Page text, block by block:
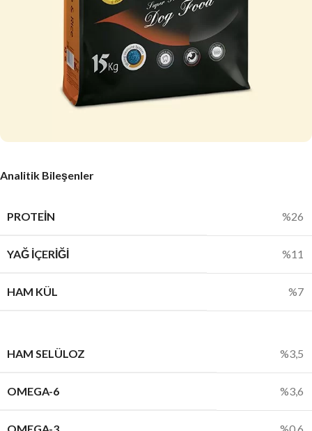
Analitik Bileşenler
PROTEIN %26
YAĞ İÇERIĞI %11
HAM KÜL %7
HAM SELÜLOZ %3,5
OMEGA-6 %3,6
OMEGA-3 %0,6